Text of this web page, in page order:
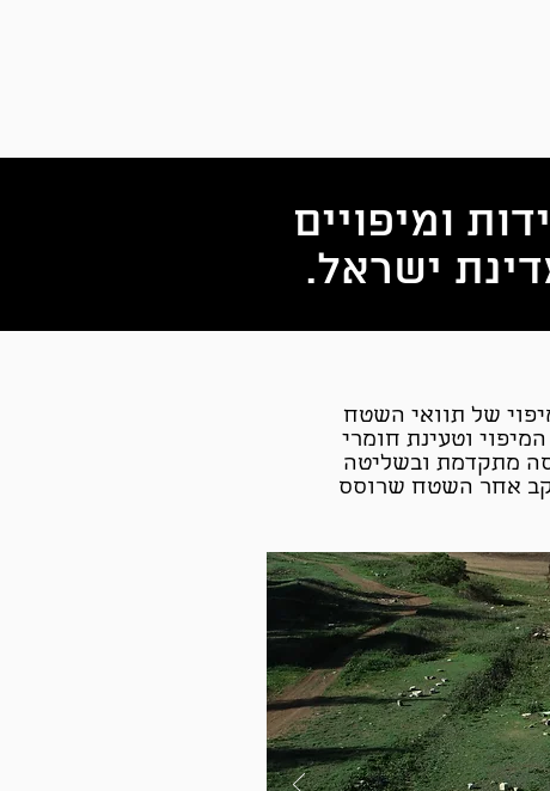
ומיפויים
של תוואי השטח
וטעינת חומרי
מתקדמת ובשליטה
אחר השטח שרוסס